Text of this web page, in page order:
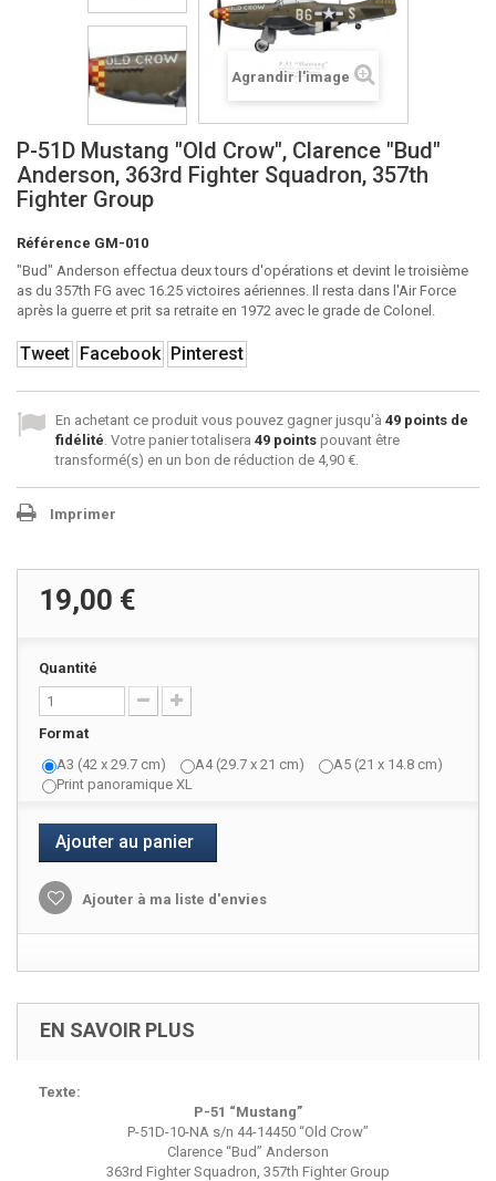
Agrandir l'image
P-51D Mustang "Old Crow", Clarence "Bud"
Anderson, 363rd Fighter Squadron, 357th
Fighter Group
Référence GM-010
"Bud" Anderson effectua deux tours d'opérations et devint le troisième
as du 357th FG avec 16.25 victoires aériennes. Il resta dans l'Air Force
après la guerre et prit sa retraite en 1972 avec le grade de Colonel.
Tweet Facebook Pinterest
En achetant ce produit vous pouvez gagner jusqu'à 49 points de
fidélité. Votre panier totalisera 49 points pouvant être
transformé(s) en un bon de réduction de 4,90 €.
Imprimer
19,00 €
Quantité
Format
A3 (42 x 29.7 cm)
A4 (29.7 x 21 cm)
A5 (21 x 14.8 cm)
Print panoramique XL
Ajouter au panier
Ajouter à ma liste d'envies
EN SAVOIR PLUS
Texte:
P-51 “Mustang”
P-51D-10-NA s/n 44-14450 “Old Crow”
Clarence “Bud” Anderson
363rd Fighter Squadron, 357th Fighter Group